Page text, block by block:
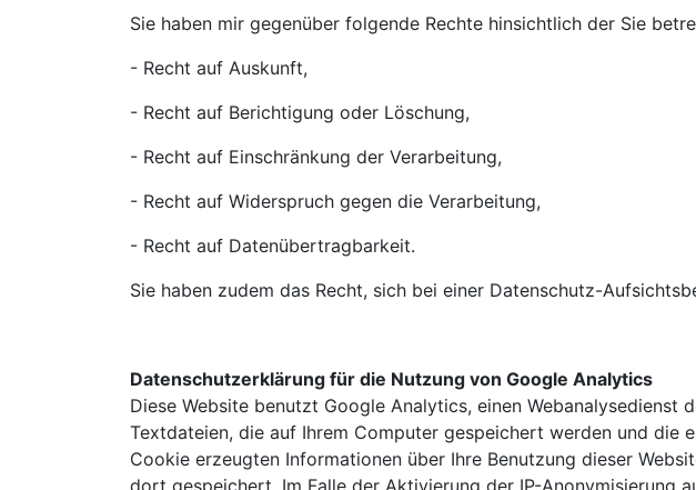
Sie haben mir gegenüber folgende Rechte hinsichtlich der Sie
- Recht auf Auskunft,
- Recht auf Berichtigung oder Löschung,
- Recht auf Einschränkung der Verarbeitung,
- Recht auf Widerspruch gegen die Verarbeitung,
- Recht auf Datenübertragbarkeit.
Sie haben zudem das Recht, sich bei einer Datenschutz-
Datenschutzerklärung für die Nutzung von Google Analytics
Diese Website benutzt Google Analytics, einen Webanalysedienst
Textdateien, die auf Ihrem Computer gespeichert werden und die
Cookie erzeugten Informationen über Ihre Benutzung dieser
dort gespeichert. Im Falle der Aktivierung der IP-Anonymisierung